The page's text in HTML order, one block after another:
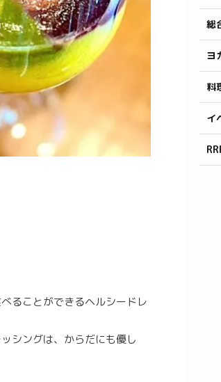
ることができるヘルシードレ
シングは、からだにも優し
総
ヨ
料
イ